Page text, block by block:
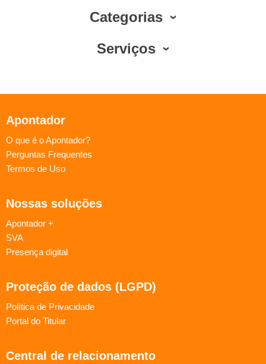
Categorias
Serviços
Apontador
O que é o Apontador?
Perguntas Frequentes
Termos de Uso
Nossas soluções
Apontador +
SVA
Presença digital
Proteção de dados (LGPD)
Política de Privacidade
Portal do Titular
Central de relacionamento